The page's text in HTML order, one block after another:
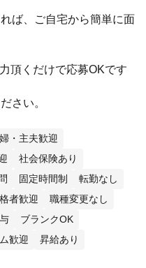
ば、ご自宅から簡単に面
頂くだけで応募OKです
さい。
・主夫歓迎
社会保険あり
固定時間制
転勤なし
者歓迎
職種変更なし
ブランクOK
歓迎
昇給あり